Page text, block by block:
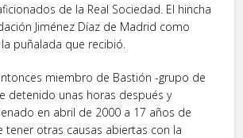
de la Real Sociedad. El hincha
Jiménez Díaz de Madrid como
puñalada que recibió.
miembro de Bastión -grupo de
detenido unas horas después y
en abril de 2000 a 17 años de
tener otras causas abiertas con la